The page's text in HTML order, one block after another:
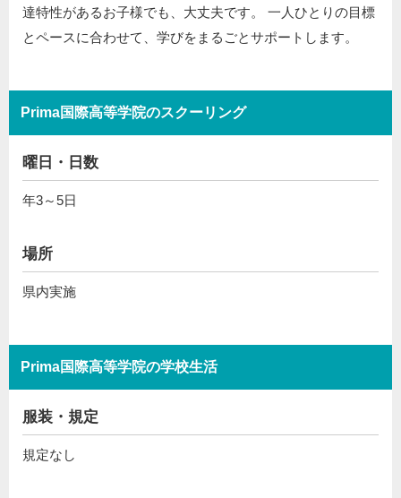
達特性があるお子様でも、大丈夫です。 一人ひとりの目標
とペースに合わせて、学びをまるごとサポートします。
Prima国際高等学院のスクーリング
曜日・日数
年3～5日
場所
県内実施
Prima国際高等学院の学校生活
服装・規定
規定なし